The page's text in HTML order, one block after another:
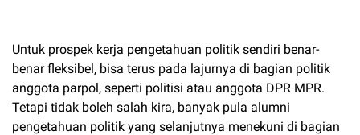
Untuk prospek kerja pengetahuan politik sendiri benar-
benar fleksibel, bisa terus pada lajurnya di bagian politik
anggota parpol, seperti politisi atau anggota DPR MPR.
Tetapi tidak boleh salah kira, banyak pula alumni
pengetahuan politik yang selanjutnya menekuni di bagian